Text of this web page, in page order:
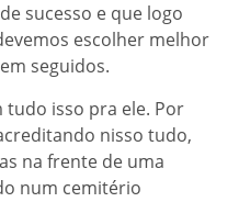
sucesso e que logo
escolher melhor
seguidos.
tudo isso pra ele. Por
nisso tudo,
na frente de uma
num cemitério